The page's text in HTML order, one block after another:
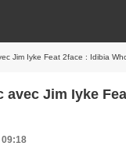
Jim Iyke Feat 2face : Idibia
avec Jim Iyke
09:18